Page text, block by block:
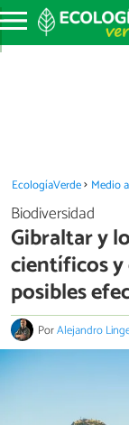
EcologíaVerde Medio
Biodiversidad
Gibraltar y
científicos
posibles
PorAlejandro